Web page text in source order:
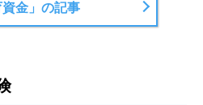
資金」の記事